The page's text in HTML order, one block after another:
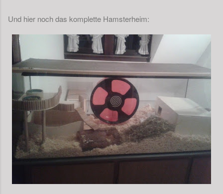
Und hier noch das komplette Hamsterheim: